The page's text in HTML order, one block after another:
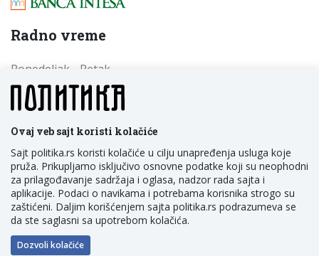
Ovaj veb sajt koristi kolačiće
Sajt politika.rs koristi kolačiće u cilju unapređenja usluga koje
pruža. Prikupljamo isključivo osnovne podatke koji su neophodni
za prilagođavanje sadržaja i oglasa, nadzor rada sajta i
aplikacije. Podaci o navikama i potrebama korisnika strogo su
zaštićeni. Daljim korišćenjem sajta politika.rs podrazumeva se
da ste saglasni sa upotrebom kolačića.
Dozvoli kolačiće
Radno vreme
Ponedeljak - Petak
od 09 do 17 časova
Subota - Nedelja
od 09 do 17 časova
POLITIKA NM D.O.O. Beograd, Trg Politika 1, Srbija
Developed by: